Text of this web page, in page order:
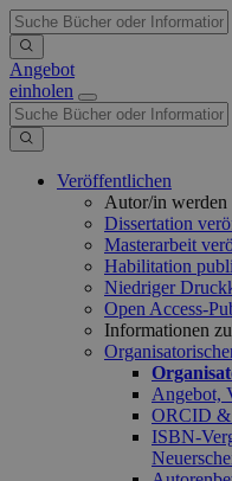
Angebot
einholen
Veröffentlichen
Autor/in werden
Dissertation
Masterarbeit
Habilitation
Niedriger
Open Access-
Informationen
Angebot,
ORCID
ISBN-